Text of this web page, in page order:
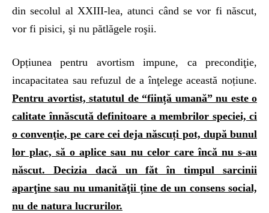
din secolul al XXIII-lea, atunci când se vor fi născut,
vor fi pisici, şi nu pătlăgele roşii.
Opțiunea pentru avortism impune, ca precondiţie,
incapacitatea sau refuzul de a înţelege această noțiune.
Pentru avortist, statutul de “ființă umană” nu este o
calitate înnăscută definitoare a membrilor speciei, ci
o convenţie, pe care cei deja născuți pot, după bunul
lor plac, să o aplice sau nu celor care încă nu s-au
născut. Decizia dacă un făt în timpul sarcinii
aparţine sau nu umanităţii ține de un consens social,
nu de natura lucrurilor.